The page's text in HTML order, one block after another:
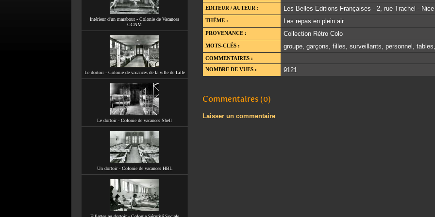
Intérieur d'un marabout - Colonie de Vacances
CCNM
Le dortoir - Colonie de vacances de la ville de Lille
Le dortoir - Colonie de vacances Shell
Un dortoir - Colonie de vacances HBL
EDITEUR / AUTEUR : Les Belles Editions Françaises - 2, rue Trachel - Nice
THÈME : Les repas en plein air
PROVENANCE : Collection Rétro Colo
MOTS-CLÉS : groupe, garçons, filles, surveillants, personnel,
COMMENTAIRES :
NOMBRE DE VUES :
9121
Commentaires (0)
Laisser un commentaire